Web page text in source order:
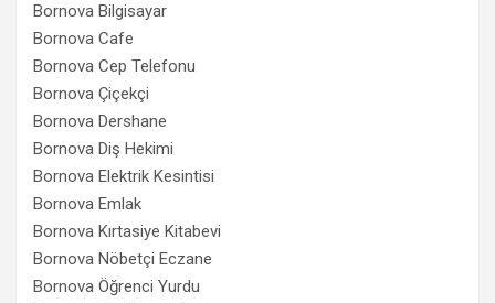
Bornova Bilgisayar
Bornova Cafe
Bornova Cep Telefonu
Bornova Çiçekçi
Bornova Dershane
Bornova Diş Hekimi
Bornova Elektrik Kesintisi
Bornova Emlak
Bornova Kırtasiye Kitabevi
Bornova Nöbetçi Eczane
Bornova Öğrenci Yurdu